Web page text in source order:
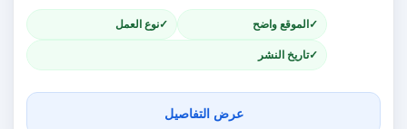
الموقع واضح نوع العمل
تاريخ النشر
عرض التفاصيل